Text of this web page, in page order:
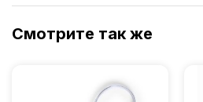
Смотрите так же